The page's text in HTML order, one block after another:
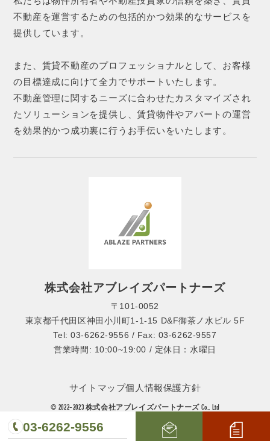
不動産を運営するための包括的かつ効果的なサービスを
提供しています。
また、賃貸不動産のプロフェッショナルとして、お客様
の目標達成に向けて全力でサポートいたします。
不動産管理に関するニーズに合わせたカスタマイズされ
たソリューションを提供し、賃貸物件やアパートの運営
を効果的かつ成功裏に行うお手伝いをいたします。
株式会社アブレイズパートナーズ
〒101-0052
東京都千代田区神田小川町1-1-15 D&F御茶ノ水ビル 5F
Tel: 03-6262-9556 / Fax: 03-6262-9557
営業時間: 10:00~19:00 / 定休日：水曜日
© 2022-2023 株式会社アブレイズパートナーズ Co., Ltd
サイトマップ個人情報保護方針
03-6262-9556